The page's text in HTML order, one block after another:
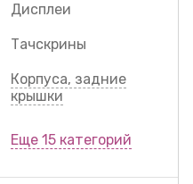
Дисплеи
Тачскрины
Корпуса, задние
крышки
Еще 15 категорий